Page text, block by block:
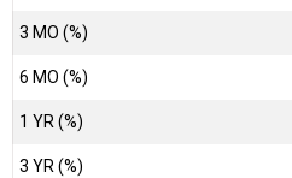
3 MO (%)
6 MO (%)
1 YR (%)
3 YR (%)